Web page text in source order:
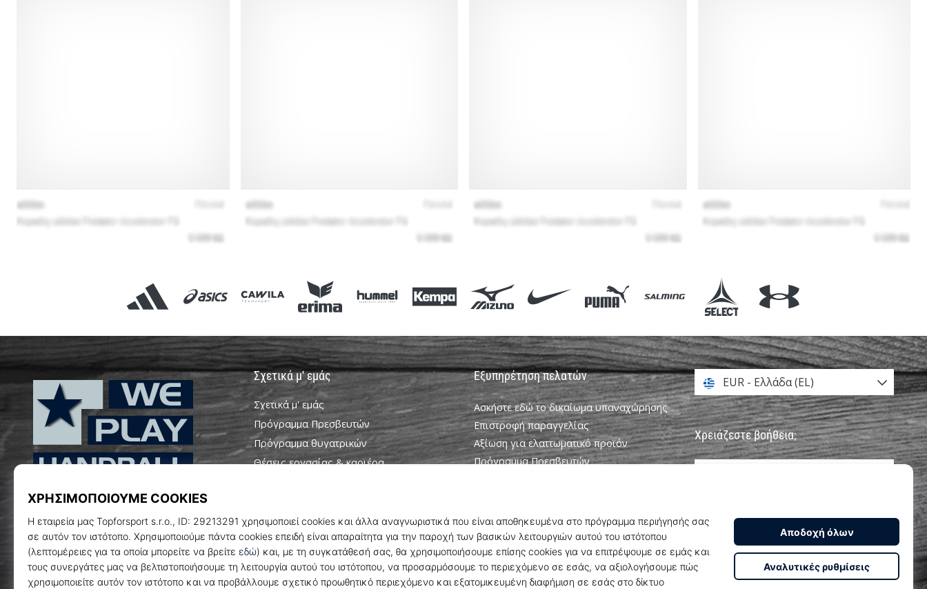
WePlayHandball.gr
Σχετικά μ' εμάς
Σχετικά μ' εμάς
Πρόγραμμα Πρεσβευτών
Πρόγραμμα θυγατρικών
Θέσεις εργασίας & καριέρα
Εξυπηρέτηση πελατών
Ασκήστε εδώ το δικαίωμα υπαναχώρησης
Επιστροφή παραγγελίας
Αξίωση για ελαττωματικό προϊόν
Πρόγραμμα Πρεσβευτών
Βρείτε το σωστό μέγεθος
Επικοινωνία
Συχνές ερωτήσεις
Πολιτική απορρήτου
EUR - Ελλάδα (EL)
Χρειάζεστε βοήθεια;